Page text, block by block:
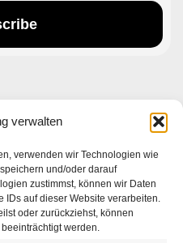
verwalten
verwenden wir Technologien wie
und/oder darauf
zustimmst, können wir Daten
IDs auf dieser Website verarbeiten.
oder zurückziehst, können
werden.
Germany